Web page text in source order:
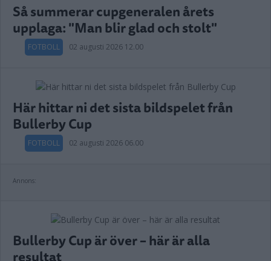
Så summerar cupgeneralen årets
upplaga: "Man blir glad och stolt"
FOTBOLL 02 augusti 2026 12.00
Här hittar ni det sista bildspelet från
Bullerby Cup
FOTBOLL 02 augusti 2026 06.00
Annons:
Bullerby Cup är över – här är alla
resultat